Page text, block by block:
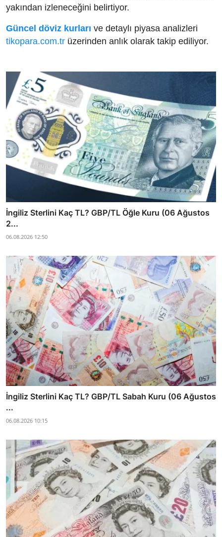
yakından izleneceğini belirtiyor.
Güncel döviz kurları ve detaylı piyasa analizleri
tikopara.com.tr üzerinden anlık olarak takip ediliyor.
İngiliz Sterlini Kaç TL? GBP/TL Öğle Kuru (06 Ağustos
2...
06.08.2026 12:50
İngiliz Sterlini Kaç TL? GBP/TL Sabah Kuru (06 Ağustos
...
06.08.2026 10:15